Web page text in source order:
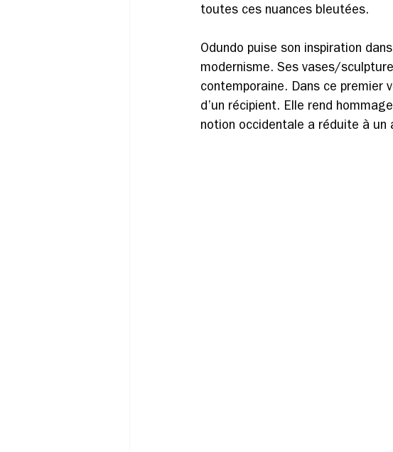
toutes ces nuances bleutées.
Odundo puise son inspiration
modernisme. Ses vases/
contemporaine. Dans ce premier
d’un récipient. Elle rend
notion occidentale a réduite à un